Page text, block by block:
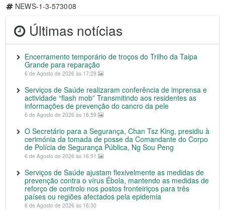
NEWS-1-3-573008
Últimas notícias
Encerramento temporário de troços do Trilho da Taipa
Grande para reparação
6 de Agosto de 2026 às 17:29
Serviços de Saúde realizaram conferência de imprensa e
actividade “flash mob” Transmitindo aos residentes as
informações de prevenção do cancro da pele
6 de Agosto de 2026 às 16:59
O Secretário para a Segurança, Chan Tsz King, presidiu à
cerimónia da tomada de posse da Comandante do Corpo
de Polícia de Segurança Pública, Ng Sou Peng
6 de Agosto de 2026 às 16:51
Serviços de Saúde ajustam flexivelmente as medidas de
prevenção contra o vírus Ébola, mantendo as medidas de
reforço de controlo nos postos fronteiriços para três
países ou regiões afectados pela epidemia
6 de Agosto de 2026 às 16:30